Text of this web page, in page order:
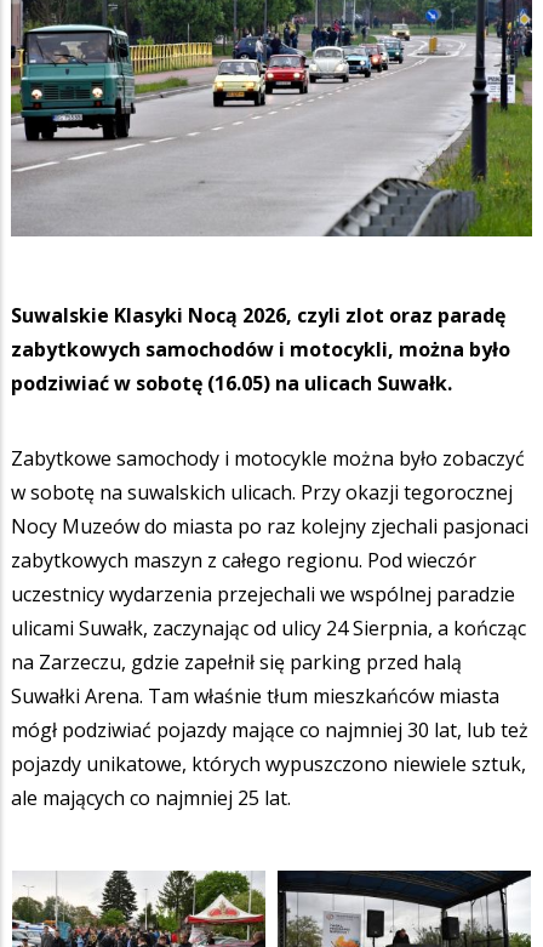
Suwalskie Klasyki Nocą 2026, czyli zlot oraz paradę
zabytkowych samochodów i motocykli, można było
podziwiać w sobotę (16.05) na ulicach Suwałk.
Zabytkowe samochody i motocykle można było zobaczyć
w sobotę na suwalskich ulicach. Przy okazji tegorocznej
Nocy Muzeów do miasta po raz kolejny zjechali pasjonaci
zabytkowych maszyn z całego regionu. Pod wieczór
uczestnicy wydarzenia przejechali we wspólnej paradzie
ulicami Suwałk, zaczynając od ulicy 24 Sierpnia, a kończąc
na Zarzeczu, gdzie zapełnił się parking przed halą
Suwałki Arena. Tam właśnie tłum mieszkańców miasta
mógł podziwiać pojazdy mające co najmniej 30 lat, lub też
pojazdy unikatowe, których wypuszczono niewiele sztuk,
ale mających co najmniej 25 lat.